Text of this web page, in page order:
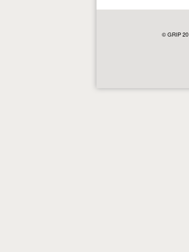
© GRIP